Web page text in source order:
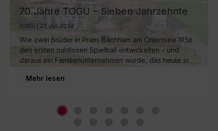
70 Jahre TOGU – Sieben Jahrzehnte
Ball-Manufaktur am Chiemsee
TOGU | 27. Juli 2026
Wie zwei Brüder in Prien-Bachham am Chiemsee 1956
den ersten nahtlosen Spielball entwickelten – und
daraus ein Familienunternehmen wurde, das heute in
Mehr lesen